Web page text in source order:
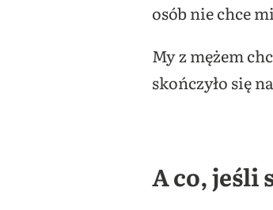
osób nie chce
My z mężem
skończyło się
A co, jeśli